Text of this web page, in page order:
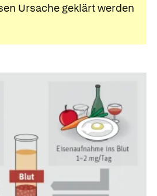
Ursache geklärt werden